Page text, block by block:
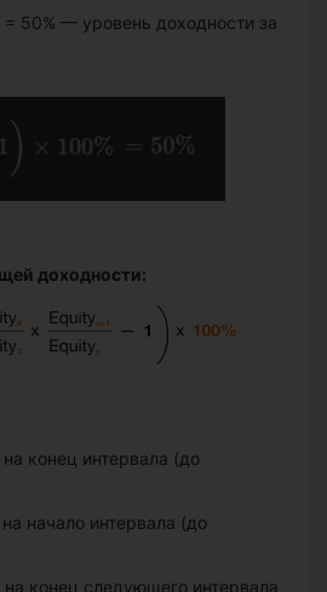
50% — уровень доходности за
доходности:
конец интервала (до
начало интервала (до
на конец следующего интервала